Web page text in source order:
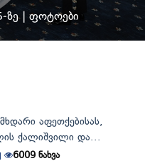
ზე | ფოტოები
აფეთქებისას,
ქალიშვილი და...
6009 ნახვა